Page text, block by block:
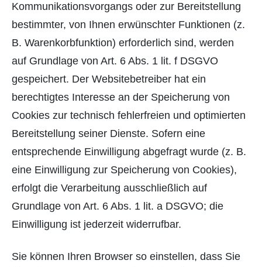
Kommunikationsvorgangs oder zur Bereitstellung
bestimmter, von Ihnen erwünschter Funktionen (z.
B. Warenkorbfunktion) erforderlich sind, werden
auf Grundlage von Art. 6 Abs. 1 lit. f DSGVO
gespeichert. Der Websitebetreiber hat ein
berechtigtes Interesse an der Speicherung von
Cookies zur technisch fehlerfreien und optimierten
Bereitstellung seiner Dienste. Sofern eine
entsprechende Einwilligung abgefragt wurde (z. B.
eine Einwilligung zur Speicherung von Cookies),
erfolgt die Verarbeitung ausschließlich auf
Grundlage von Art. 6 Abs. 1 lit. a DSGVO; die
Einwilligung ist jederzeit widerrufbar.
Sie können Ihren Browser so einstellen, dass Sie